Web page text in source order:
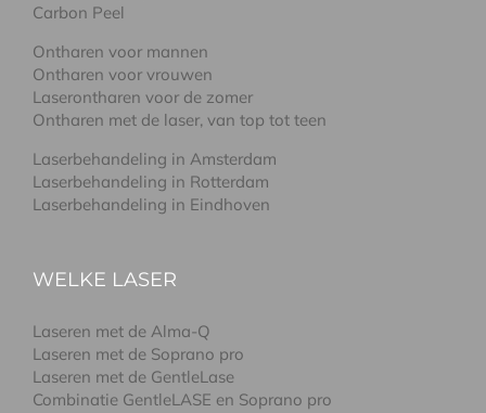
Carbon Peel
Ontharen voor mannen
Ontharen voor vrouwen
Laserontharen voor de zomer
Ontharen met de laser, van top tot teen
Laserbehandeling in Amsterdam
Laserbehandeling in Rotterdam
Laserbehandeling in Eindhoven
WELKE LASER
Laseren met de Alma-Q
Laseren met de Soprano pro
Laseren met de GentleLase
Combinatie GentleLASE en Soprano pro